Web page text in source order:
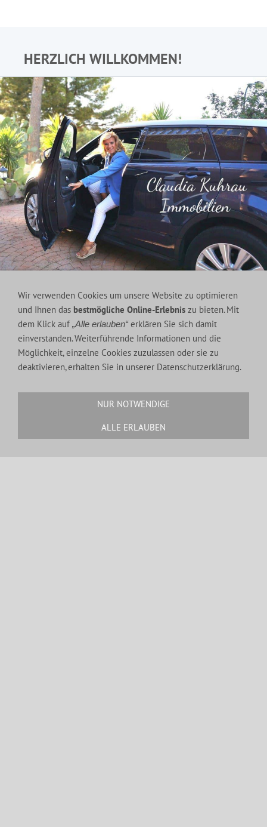
HERZLICH WILLKOMMEN!
KONTAKT
Tel.:0034 971 137 859
Fax.:0034 971 137 859
Handy.:0034 639 035 585
MEIN YOUTUBE KANAL:
Wir verwenden Cookies um unsere Website zu optimieren
und Ihnen das bestmögliche Online-Erlebnis zu bieten. Mit
dem Klick auf „Alle erlauben“erklären Sie sich damit
einverstanden. Weiterführende Informationen und die
Möglichkeit, einzelne Cookies zuzulassen oder sie zu
deaktivieren, erhalten Sie in unserer Datenschutzerklärung.
NUR NOTWENDIGE
ALLE ERLAUBEN